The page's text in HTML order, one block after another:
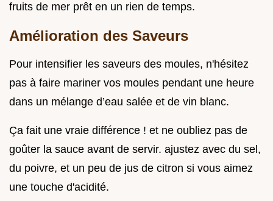
fruits de mer prêt en un rien de temps.
Amélioration des Saveurs
Pour intensifier les saveurs des moules, n'hésitez
pas à faire mariner vos moules pendant une heure
dans un mélange d’eau salée et de vin blanc.
Ça fait une vraie différence ! et ne oubliez pas de
goûter la sauce avant de servir. ajustez avec du sel,
du poivre, et un peu de jus de citron si vous aimez
une touche d'acidité.